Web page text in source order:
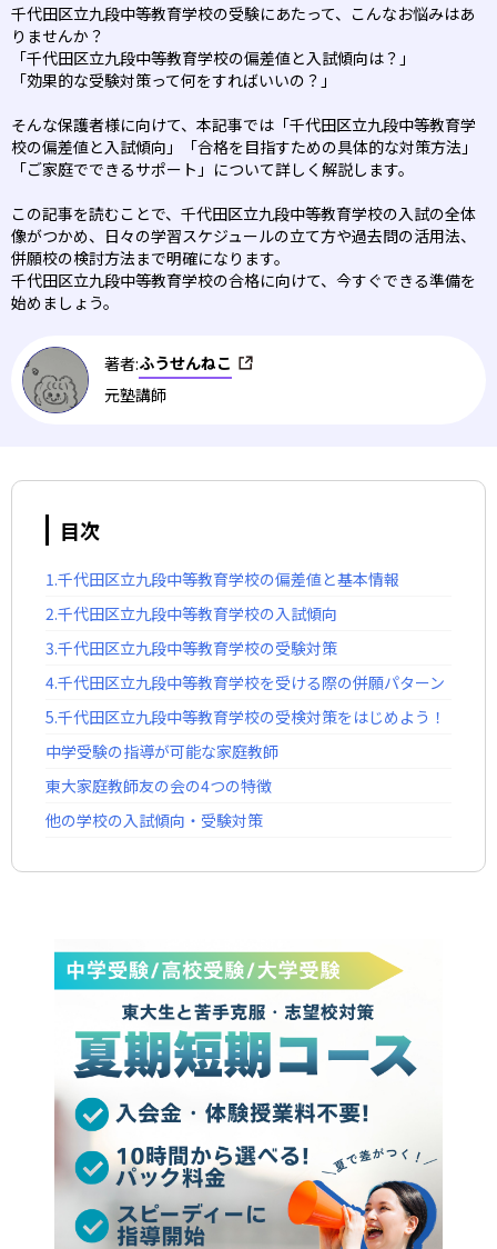
千代田区立九段中等教育学校の受験にあたって、こんなお悩みはあ
りませんか？
「千代田区立九段中等教育学校の偏差値と入試傾向は？」
「効果的な受験対策って何をすればいいの？」
そんな保護者様に向けて、本記事では「千代田区立九段中等教育学
校の偏差値と入試傾向」「合格を目指すための具体的な対策方法」
「ご家庭でできるサポート」について詳しく解説します。
この記事を読むことで、千代田区立九段中等教育学校の入試の全体
像がつかめ、日々の学習スケジュールの立て方や過去問の活用法、
併願校の検討方法まで明確になります。
千代田区立九段中等教育学校の合格に向けて、今すぐできる準備を
始めましょう。
著者:ふうせんねこ
元塾講師
目次
1.千代田区立九段中等教育学校の偏差値と基本情報
2.千代田区立九段中等教育学校の入試傾向
3.千代田区立九段中等教育学校の受験対策
4.千代田区立九段中等教育学校を受ける際の併願パターン
5.千代田区立九段中等教育学校の受検対策をはじめよう！
中学受験の指導が可能な家庭教師
東大家庭教師友の会の4つの特徴
他の学校の入試傾向・受験対策